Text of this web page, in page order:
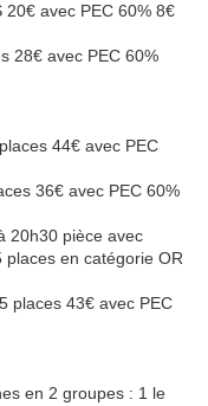
20€ avec PEC 60% 8€
28€ avec PEC 60%
44€ avec PEC
36€ avec PEC 60%
20h30 pièce avec
places en catégorie OR
places 43€ avec PEC
en 2 groupes : 1 le